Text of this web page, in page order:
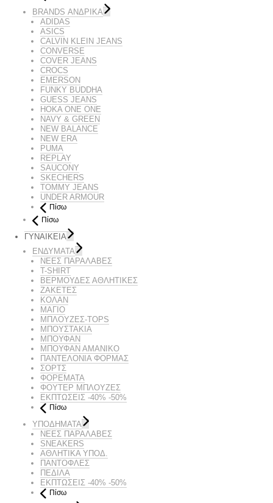
BRANDS ΑΝΔΡΙΚΆ
ADIDAS
ASICS
CALVIN KLEIN JEANS
CONVERSE
COVER JEANS
CROCS
EMERSON
FUNKY BUDDHA
GUESS JEANS
HOKA ONE ONE
NAVY & GREEN
NEW BALANCE
NEW ERA
PUMA
REPLAY
SAUCONY
SKECHERS
TOMMY JEANS
UNDER ARMOUR
Πίσω
Πίσω
ΓΥΝΑΙΚΕΙΑ
ΕΝΔΥΜΑΤΑ
ΝΕΕΣ ΠΑΡΑΛΑΒΕΣ
T-SHIRT
ΒΕΡΜΟΥΔΕΣ ΑΘΛΗΤΙΚΕΣ
ΖΑΚΕΤΕΣ
ΚΟΛΑΝ
ΜΑΓΙΟ
ΜΠΛΟΥΖΕΣ-TOPS
ΜΠΟΥΣΤΑΚΙΑ
ΜΠΟΥΦΑΝ
ΜΠΟΥΦΑΝ ΑΜΑΝΙΚΟ
ΠΑΝΤΕΛΟΝΙΑ ΦΟΡΜΑΣ
ΣΟΡΤΣ
ΦΟΡΕΜΑΤΑ
ΦΟΥΤΕΡ ΜΠΛΟΥΖΕΣ
ΕΚΠΤΏΣΕΙΣ -40% -50%
Πίσω
ΥΠΟΔΗΜΑΤΑ
ΝΕΕΣ ΠΑΡΑΛΑΒΕΣ
SNEAKERS
ΑΘΛΗΤΙΚΑ ΥΠΟΔ.
ΠΑΝΤΟΦΛΕΣ
ΠΕΔΙΛΑ
ΕΚΠΤΏΣΕΙΣ -40% -50%
Πίσω